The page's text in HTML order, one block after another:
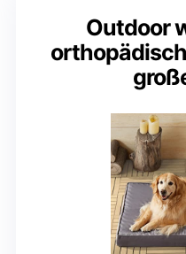
Outdoor